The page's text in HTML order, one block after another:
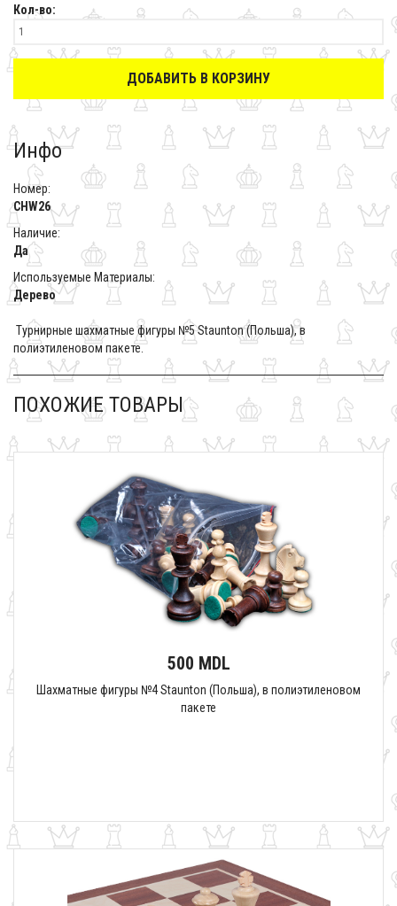
Кол-во:
ДОБАВИТЬ В КОРЗИНУ
Инфо
Номер:
CHW26
Наличие:
Да
Используемые Материалы:
Дерево
Турнирные шахматные фигуры №5 Staunton (Польша), в
полиэтиленовом пакете.
ПОХОЖИЕ ТОВАРЫ
500 MDL
Шахматные фигуры №4 Staunton (Польша), в полиэтиленовом
пакете